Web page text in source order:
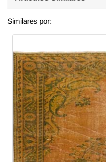
Similares por: